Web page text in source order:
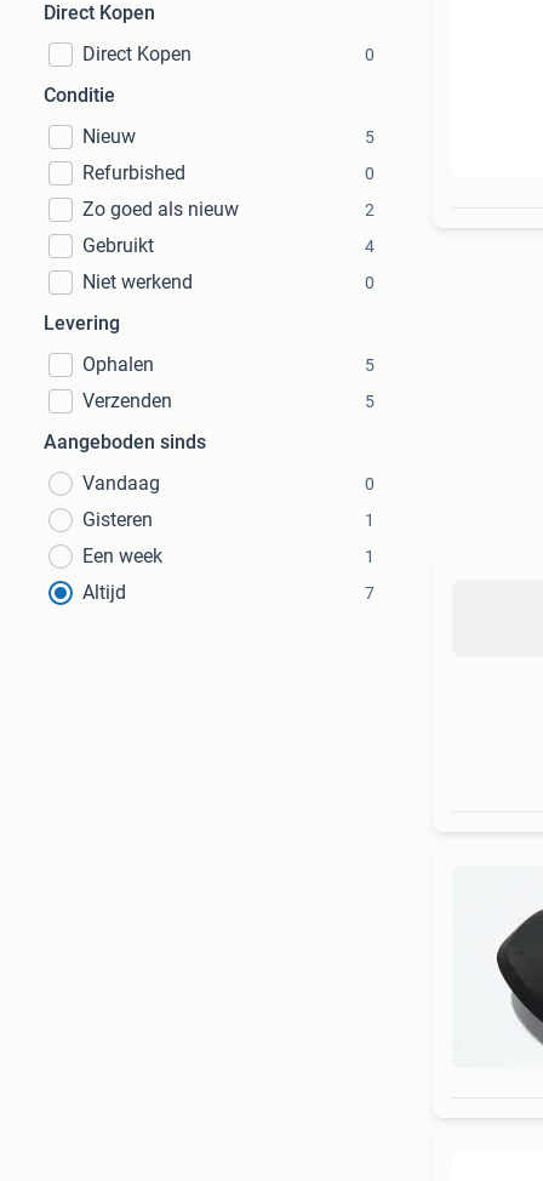
Direct Kopen
Direct Kopen
0
Conditie
Nieuw
5
Refurbished 0
Zo goed als nieuw 2
Gebruikt 4
Niet werkend 0
Levering
Ophalen
5
Verzenden 5
Aangeboden sinds
Vandaag
0
Gisteren 1
Een week 1
Altijd 7